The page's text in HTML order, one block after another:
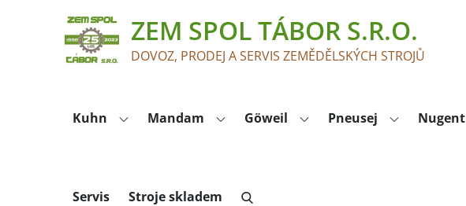
ZEM SPOL TÁBOR S.R.O.
DOVOZ, PRODEJ A SERVIS ZEMĚDĚLSKÝCH STROJŮ
Kuhn Mandam Göweil Pneusej Nugent
Servis Stroje skladem